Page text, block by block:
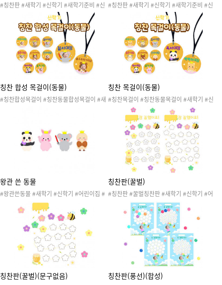
#칭찬판 #새학기 #신학기 #새학기준비 #신
학기준비 #새학기도안 #신학기도안 #환경구
성 #새학기환경구성 #신학기환경구성 #게시
판 #환경판 #교실환경구성 #신학기환경판 #
새학기환경판 #문구없음 #칭찬스티커 #칭찬
#칭찬판 #새학기 #신학기 #새학기준비 #신
학기준비 #새학기도안 #신학기도안 #환경구
성 #새학기환경구성 #신학기환경구성 #게시
판 #환경판 #교실환경구성 #신학기환경판 #
새학기환경판 #칭찬스티커 #칭찬도장
칭찬 합성 목걸이(동물)
#칭찬합성목걸이 #칭찬동물합성목걸이 #새
표대장 #싹싹이대장 #인사대장 #질서대장 #
칭찬대장 #점심식사 #노래 #경광봉 #인사 #
브이 #책 #손들기 #칭찬목걸이
칭찬 목걸이(동물)
#칭찬목걸이 #칭찬동물목걸이 #새학기 #신
학기 #어린이집 #유치원 #새학기준비 #신학
기준비 #환경구성 #환경판 #게시판 #골고루
먹기대장 #노래대장 #독서대장 #발표대장 #
싹싹이대장 #인사대장 #질서대장 #칭찬대장
#점심식사 #노래 #경광봉 #인사 #브이 #책
#손들기
왕관 쓴 동물
#왕관쓴동물 #새학기 #신학기 #어린이집 #
유치원 #새학기준비 #신학기준비 #환경구성
#환경판 #게시판 #책 #인사 #손들기 #경광
봉 #참새 #코알라 #토끼 #판다
칭찬판(꿀벌)
#칭찬판 #꿀벌칭찬판 #새학기 #신학기 #어
린이집 #유치원 #새학기준비 #신학기준비 #
환경구성 #환경판 #게시판 #칭찬스티커 #칭
찬스티커판
칭찬판(꿀벌)(문구없음) 칭찬판(풍선)(합성)